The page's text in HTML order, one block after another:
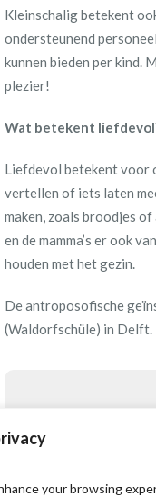
your browsing
Kleinschalig betekent
ondersteunend
kunnen bieden per kind.
plezier!
Wat betekent
Liefdevol betekent voor
vertellen of iets laten
maken, zoals broodjes of
en de mamma’s er ook
houden met het gezin.
De antroposofische
(Waldorfschüle) in Delft.